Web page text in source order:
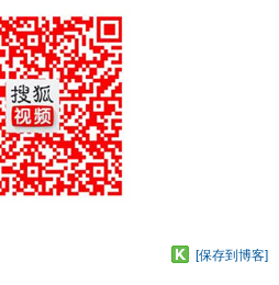
[保存到博客]